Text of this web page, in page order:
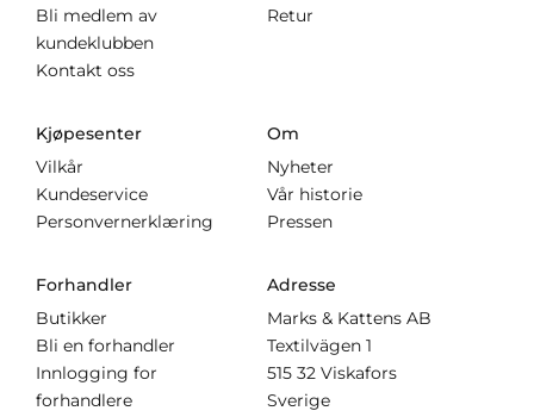
Bli medlem av
kundeklubben
Kontakt oss
Retur
Kjøpesenter
Vilkår
Kundeservice
Personvernerklæring
Om
Nyheter
Vår historie
Pressen
Forhandler
Butikker
Bli en forhandler
Innlogging for
forhandlere
Adresse
Marks & Kattens AB
Textilvägen 1
515 32 Viskafors
Sverige